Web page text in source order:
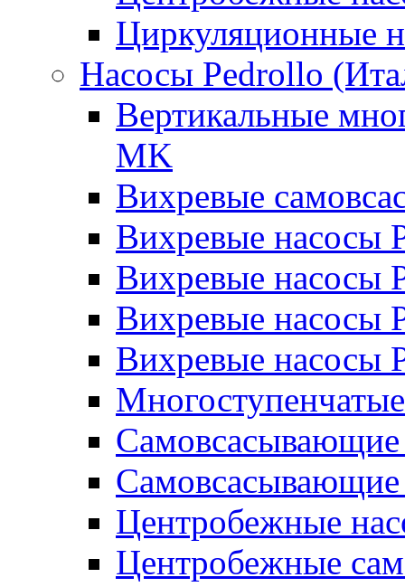
Циркуляционные
Насосы Pedrollo
Вертикальные
MK
Вихревые
Вихревые насосы
Вихревые насосы
Вихревые насосы
Вихревые насосы
Самовсасывающие
Центробежные
Центробежные